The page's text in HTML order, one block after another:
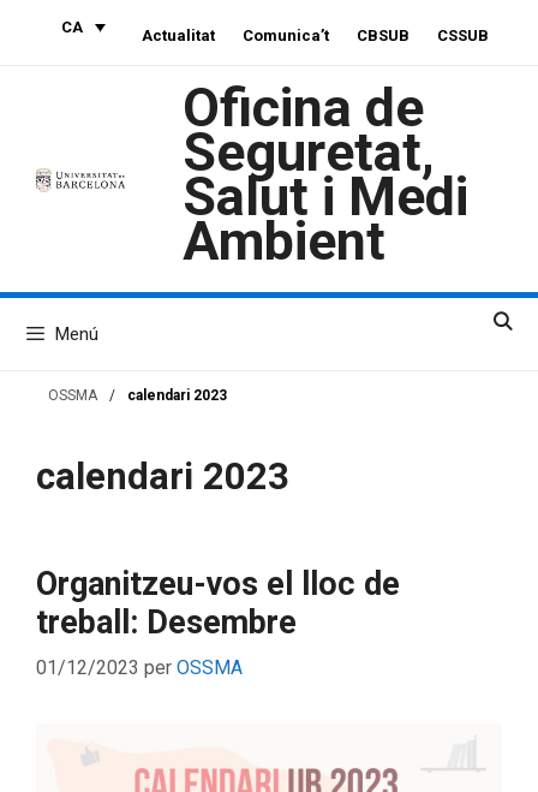
CA Actualitat Comunica’t CBSUB CSSUB
Oficina de
Seguretat,
Salut i Medi
Ambient
Menú
OSSMA / calendari 2023
calendari 2023
Organitzeu-vos el lloc de
treball: Desembre
01/12/2023 per OSSMA